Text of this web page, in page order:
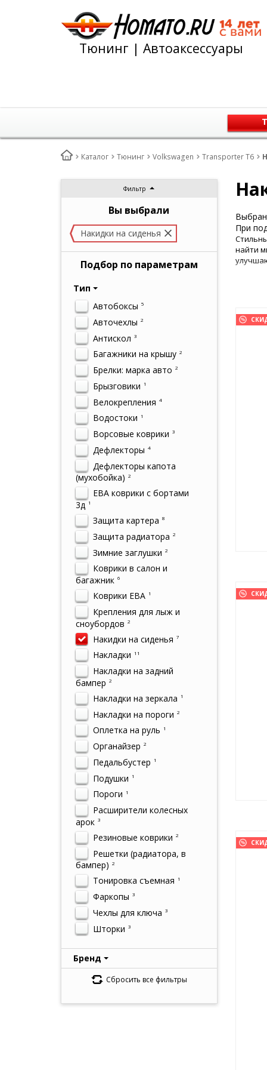
Тюнинг | Автоаксессуары
Каталог Тюнинг Volkswagen Transporter T6
Фильтр
Вы выбрали
Накидки на сиденья
Подбор по параметрам
Тип
Автобоксы 5
Авточехлы 2
Антискол 3
Багажники на крышу 2
Брелки: марка авто 2
Брызговики 1
Велокрепления 4
Водостоки 1
Ворсовые коврики 3
Дефлекторы 4
Дефлекторы капота
(мухобойка) 2
ЕВА коврики с бортами
3д 1
Защита картера 8
Защита радиатора 2
Зимние заглушки 2
Коврики в салон и
багажник 6
Коврики ЕВА 1
Крепления для лыж и
сноубордов 2
Накидки на сиденья 7
Накладки 11
Накладки на задний
бампер 2
Накладки на зеркала 1
Накладки на пороги 2
Оплетка на руль 1
Органайзер 2
Педальбустер 1
Подушки 1
Пороги 1
Расширители колесных
арок 3
Резиновые коврики 2
Решетки (радиатора, в
бампер) 2
Тонировка съемная 1
Фаркопы 3
Чехлы для ключа 3
Шторки 3
Бренд
Сбросить все фильтры
Выбран
При
найти